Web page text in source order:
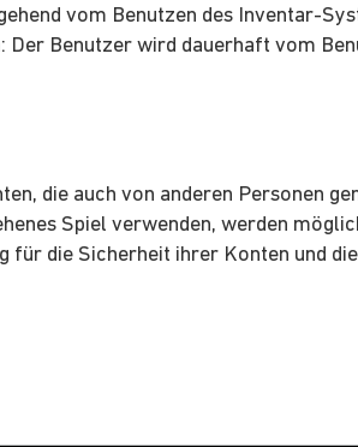
vom Benutzen des Inventar-
: Der Benutzer wird dauerhaft vom
die auch von anderen Personen
Spiel verwenden, werden
für die Sicherheit ihrer Konten und